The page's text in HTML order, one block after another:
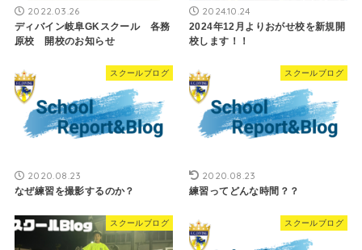
2022.03.26
ディバイン岐阜GKスクール 各務
原校 開校のお知らせ
2024.10.24
2024年12月よりおがせ校を新規開
校します！！
スクールブログ
2020.08.23
なぜ練習を撮影するのか？
スクールブログ
2020.08.23
練習ってどんな時間？？
スクールブログ スクールブログ